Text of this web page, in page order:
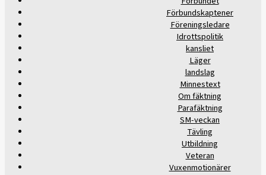
Förbundskaptener
Föreningsledare
Idrottspolitik
kansliet
Läger
landslag
Minnestext
Om fäktning
Parafäktning
SM-veckan
Tävling
Utbildning
Veteran
Vuxenmotionärer